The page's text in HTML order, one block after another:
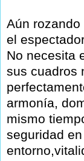
Aún
el
No necesita
sus cuadros
armonía,
mismo
seguridad